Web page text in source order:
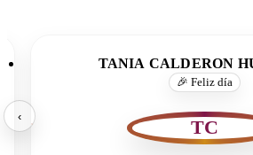
‹
TANIA CALDERON
🎉 Feliz día
TC